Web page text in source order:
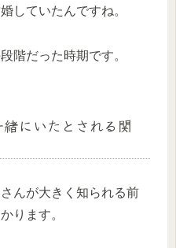
していたんですね。
階だった時期です。
にいたとされる関
んが大きく知られる前
ります。